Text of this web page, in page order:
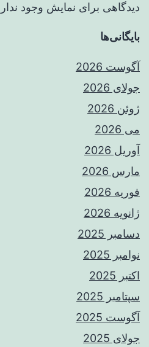
دیدگاهی برای نمایش وجود
بایگانی‌ها
آگوست 2026
جولای 2026
ژوئن 2026
می 2026
آوریل 2026
مارس 2026
فوریه 2026
ژانویه 2026
دسامبر 2025
نوامبر 2025
اکتبر 2025
سپتامبر 2025
آگوست 2025
جولای 2025